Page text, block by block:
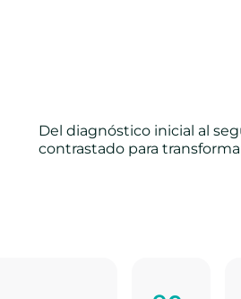
Del diagnóstico inicial al
contrastado para